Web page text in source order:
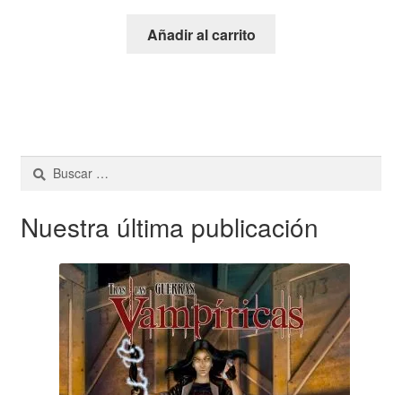
Añadir al carrito
Buscar:
Nuestra última publicación